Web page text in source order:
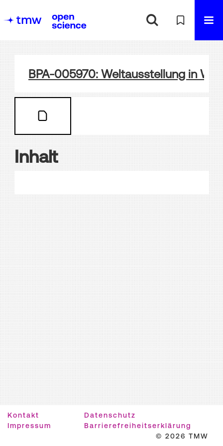
BPA-005970: Weltausstellung in
Inhalt
Kontakt
Datenschutz
Impressum
Barrierefreiheitserklärung
© 2026 TMW